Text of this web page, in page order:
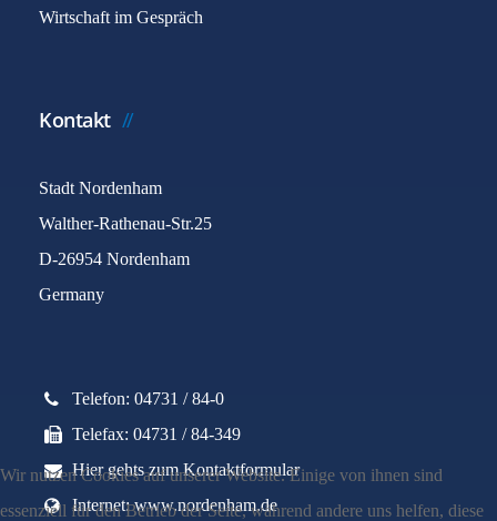
Wirtschaft im Gespräch
Kontakt
Stadt Nordenham
Walther-Rathenau-Str.25
D-26954 Nordenham
Germany
Telefon: 04731 / 84-0
Telefax: 04731 / 84-349
Hier gehts zum Kontaktformular
Internet: www.nordenham.de
Wir nutzen Cookies auf unserer Website. Einige von ihnen sind
essenziell für den Betrieb der Seite, während andere uns helfen, diese